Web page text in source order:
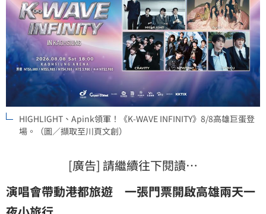
HIGHLIGHT、Apink領軍！《K-WAVE INFINITY》8/8高雄巨蛋登
場。（圖／擷取至川頁文創）
[廣告] 請繼續往下閱讀…
演唱會帶動港都旅遊 一張門票開啟高雄兩天一